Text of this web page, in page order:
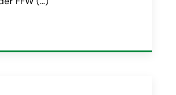
„Einladung zur